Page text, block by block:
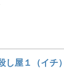
し屋１（イチ